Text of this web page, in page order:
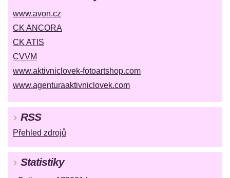
www.avon.cz
CK ANCORA
CK ATIS
CVVM
www.aktivniclovek-fotoartshop.com
www.agenturaaktivniclovek.com
RSS
Přehled zdrojů
Statistiky